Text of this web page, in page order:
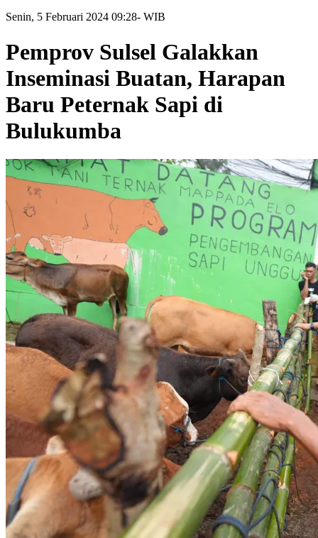
Senin, 5 Februari 2024 09:28- WIB
Pemprov Sulsel Galakkan
Inseminasi Buatan, Harapan
Baru Peternak Sapi di
Bulukumba